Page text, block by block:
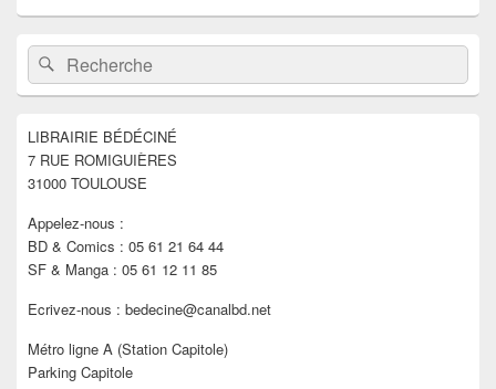
Zone
principale
de
widget
barre
latérale
Recherche :Rechercher
LIBRAIRIE BÉDÉCINÉ
7 RUE ROMIGUIÈRES
31000 TOULOUSE
Appelez-nous :
BD & Comics : 05 61 21 64 44
SF & Manga : 05 61 12 11 85
Ecrivez-nous : bedecine@canalbd.net
Métro ligne A (Station Capitole)
Parking Capitole